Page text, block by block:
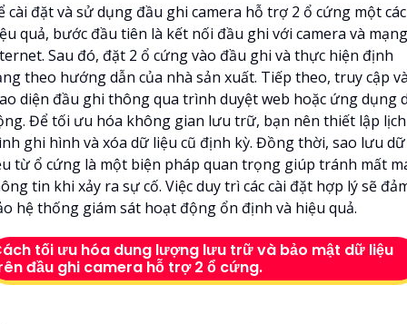
cài đặt và sử dụng đầu ghi camera hỗ trợ 2 ổ cứng một
quả, bước đầu tiên là kết nối đầu ghi với camera và mạng
Sau đó, đặt 2 ổ cứng vào đầu ghi và thực hiện định
theo hướng dẫn của nhà sản xuất. Tiếp theo, truy cập
diện đầu ghi thông qua trình duyệt web hoặc ứng dụng
Để tối ưu hóa không gian lưu trữ, bạn nên thiết lập lịch
ghi hình và xóa dữ liệu cũ định kỳ. Đồng thời, sao lưu dữ
từ ổ cứng là một biện pháp quan trọng giúp tránh mất
tin khi xảy ra sự cố. Việc duy trì các cài đặt hợp lý sẽ
hệ thống giám sát hoạt động ổn định và hiệu quả.
tối ưu hóa dung lượng lưu trữ và bảo mật dữ liệu
đầu ghi camera hỗ trợ 2 ổ cứng.